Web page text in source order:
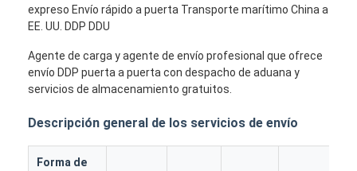
expreso Envío rápido a puerta Transporte marítimo China a
EE. UU. DDP DDU
Agente de carga y agente de envío profesional que ofrece
envío DDP puerta a puerta con despacho de aduana y
servicios de almacenamiento gratuitos.
Descripción general de los servicios de envío
Forma de